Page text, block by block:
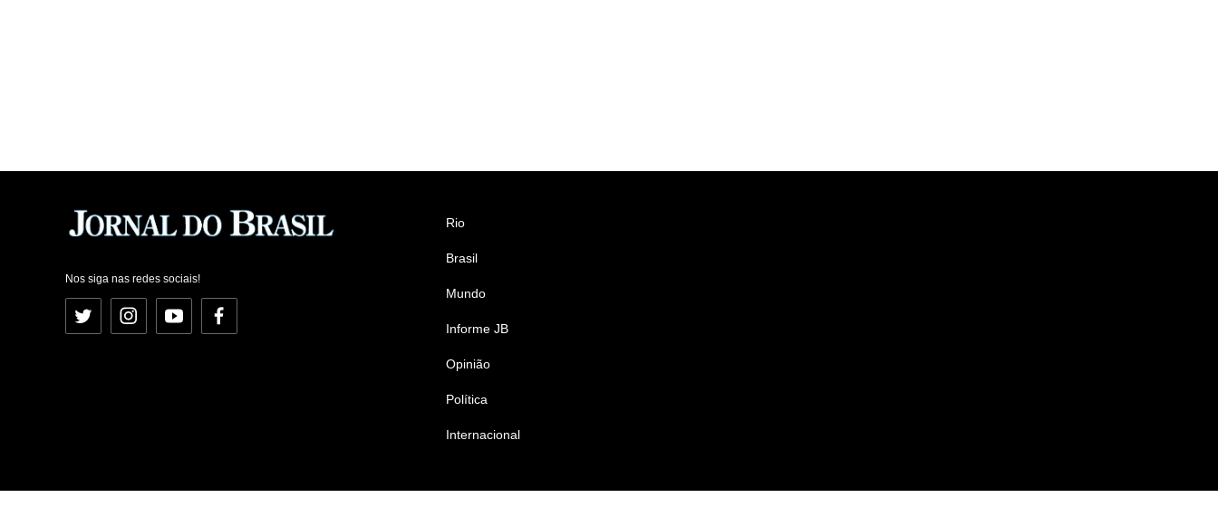
Nos siga nas redes sociais!
Twitter InstagramYouTubeFacebook
Rio
Brasil
Mundo
Informe JB
Opinião
Política
Internacional